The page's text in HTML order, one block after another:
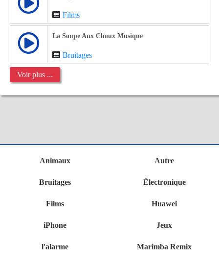
Films
La Soupe Aux Choux Musique
Bruitages
Voir plus ...
Animaux Autre
Bruitages Électronique
Films Huawei
iPhone Jeux
l'alarme Marimba Remix